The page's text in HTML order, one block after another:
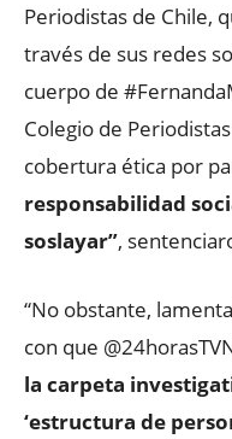
Periodistas de Chile,
través de sus redes
cuerpo de
Colegio de
cobertura ética por
responsabilidad
soslayar”,
“No obstante,
con que
la carpeta
‘estructura de